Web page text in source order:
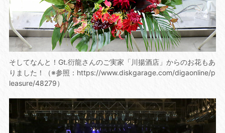
そしてなんと！Gt.衍龍さんのご実家「川揚酒店」からのお花もあ
りました！（※参照：https://www.diskgarage.com/digaonline/p
leasure/48279）